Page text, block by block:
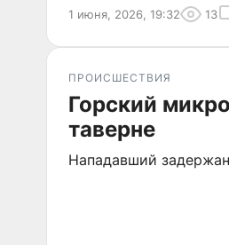
1 июня, 2026, 19:32 13
ПРОИСШЕСТВИЯ
Горский
таверне
Нападавший